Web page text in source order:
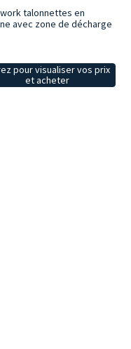
talonnettes en
avec zone de décharge
pour visualiser vos prix
et acheter